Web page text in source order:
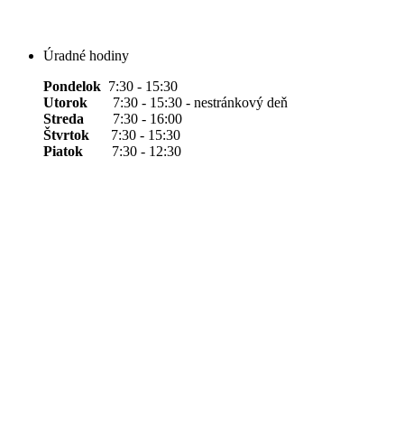
Úradné hodiny
Pondelok 7:30 - 15:30
Utorok 7:30 - 15:30 - nestránkový deň
Streda 7:30 - 16:00
Štvrtok 7:30 - 15:30
Piatok 7:30 - 12:30